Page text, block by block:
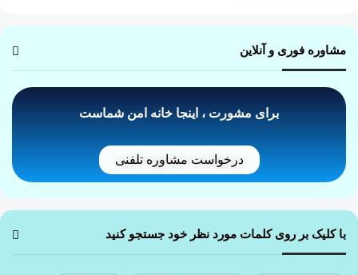
مشاوره فوری و آنلاین
برای مشورت ، اینجا خانه امن شماست
درخواست مشاوره تلفنی
با کلیک بر روی کلمات مورد نظر خود جستجو کنید